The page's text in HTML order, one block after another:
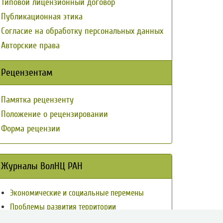
Типовой лицензионный договор
Публикационная этика
Согласие на обработку персональных данных
Авторские права
Рецензентам
Памятка рецензенту
Положение о рецензировании
Форма рецензии
Журналы ВолНЦ РАН
Экономические и социальные перемены
Проблемы развития территории